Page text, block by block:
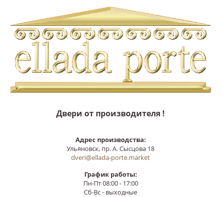
Двери от производителя !
Адрес производства:
Ульяновск, пр. А. Сысцова 18
dveri@ellada-porte.market
График работы:
Пн-Пт 08:00 - 17:00
Сб-Вс - выходные